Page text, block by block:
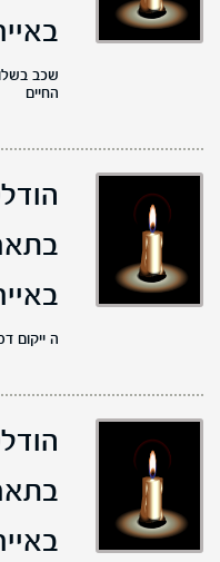
שכב
החיים
בתאריך 24/
ה ייקום
בתאריך 24/